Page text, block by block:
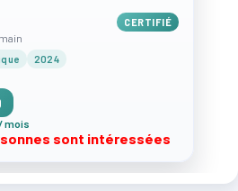
CERTIFIÉ
2024
mois
sont intéressées